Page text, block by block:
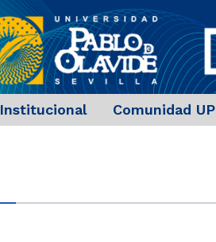
Institucional Comunidad